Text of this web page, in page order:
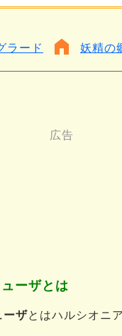
ラード 妖精の
ーザとは
ーザとはハルシオニ